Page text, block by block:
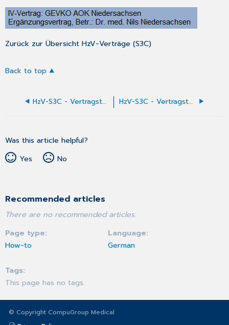
Zurück zur Übersicht HzV-Verträge (S3C)
Back to top
HzV-S3C - Vertragsteilnahme Arzt HzV-S3C - Vertragsteilnahme Patient (manuell)
Was this article helpful?
Yes
No
Recommended articles
There are no recommended articles.
Page type
How-to
Language
German
Tags
This page has no tags.
© Copyright CompuGroup Medical